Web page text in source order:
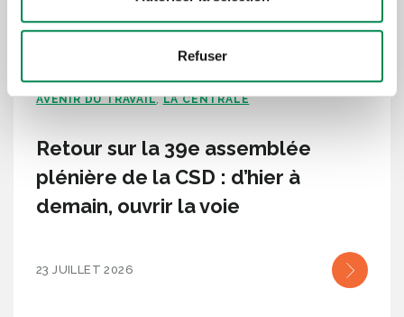
Refuser
AVENIR DU TRAVAIL, LA CENTRALE
Retour sur la 39e assemblée
plénière de la CSD : d’hier à
demain, ouvrir la voie
23 JUILLET 2026